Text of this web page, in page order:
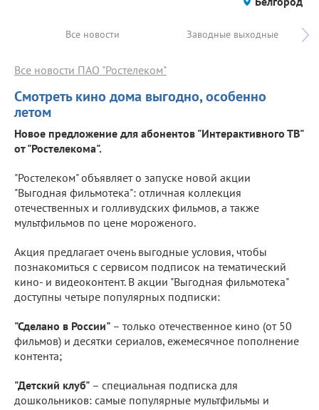
Все новости Заводные выходные
Смотреть кино дома выгодно, особенно
летом
Все новости ПАО "Ростелеком"
Новое предложение для абонентов "Интерактивного ТВ"
от "Ростелекома".
"Ростелеком" объявляет о запуске новой акции
"Выгодная фильмотека": отличная коллекция
отечественных и голливудских фильмов, а также
мультфильмов по цене мороженого.
Акция предлагает очень выгодные условия, чтобы
познакомиться с сервисом подписок на тематический
кино- и видеоконтент. В акции "Выгодная фильмотека"
доступны четыре популярных подписки:
"Сделано в России" – только отечественное кино (от 50
фильмов) и десятки сериалов, ежемесячное пополнение
контента;
"Детский клуб" – специальная подписка для
дошкольников: самые популярные мультфильмы и